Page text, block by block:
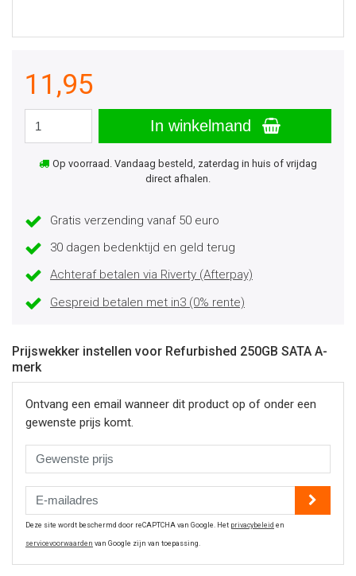
11,95
In winkelmand
Op voorraad. Vandaag besteld, zaterdag in huis of vrijdag
direct afhalen.
Gratis verzending vanaf 50 euro
30 dagen bedenktijd en geld terug
Achteraf betalen via Riverty (Afterpay)
Gespreid betalen met in3 (0% rente)
Prijswekker instellen voor Refurbished 250GB SATA A-
merk
Ontvang een email wanneer dit product op of onder een
gewenste prijs komt.
Deze site wordt beschermd door reCAPTCHA van Google. Het privacybeleid en
servicevoorwaarden van Google zijn van toepassing.